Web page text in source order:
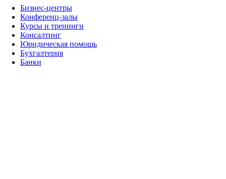
Бизнес-центры
Конференц-залы
Курсы и тренинги
Консалтинг
Юридическая помощь
Бухгалтерия
Банки